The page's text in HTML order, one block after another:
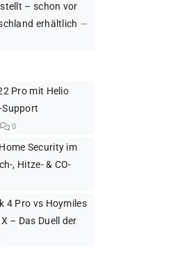
– schon vor
erhältlich
Pro mit Helio
Support
0
Security im
, Hitze- & CO-
4 Pro vs Hoymiles
– Das Duell der